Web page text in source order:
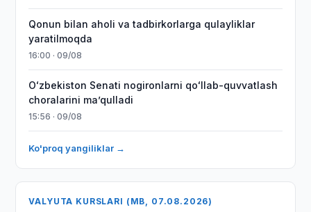
Qonun bilan aholi va tadbirkorlarga qulayliklar
yaratilmoqda
16:00 · 09/08
Oʻzbekiston Senati nogironlarni qoʻllab-quvvatlash
choralarini maʼqulladi
15:56 · 09/08
Ko'proq yangiliklar →
VALYUTA KURSLARI (MB, 07.08.2026)